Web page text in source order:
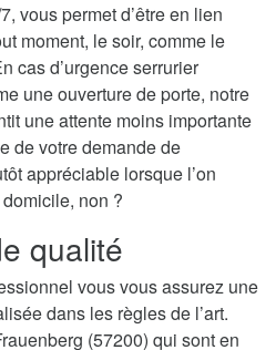
vous permet d’être en lien
moment, le soir, comme le
cas d’urgence serrurier
une ouverture de porte, notre
une attente moins importante
de votre demande de
appréciable lorsque l’on
non ?
qualité
vous vous assurez une
dans les règles de l’art.
(57200) qui sont en